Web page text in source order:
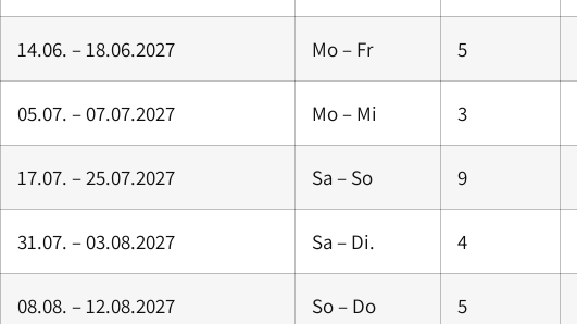
14.06. – 18.06.2027 Mo – Fr 5
05.07. – 07.07.2027 Mo – Mi 3
17.07. – 25.07.2027 Sa – So 9
31.07. – 03.08.2027 Sa – Di. 4
08.08. – 12.08.2027 So – Do 5